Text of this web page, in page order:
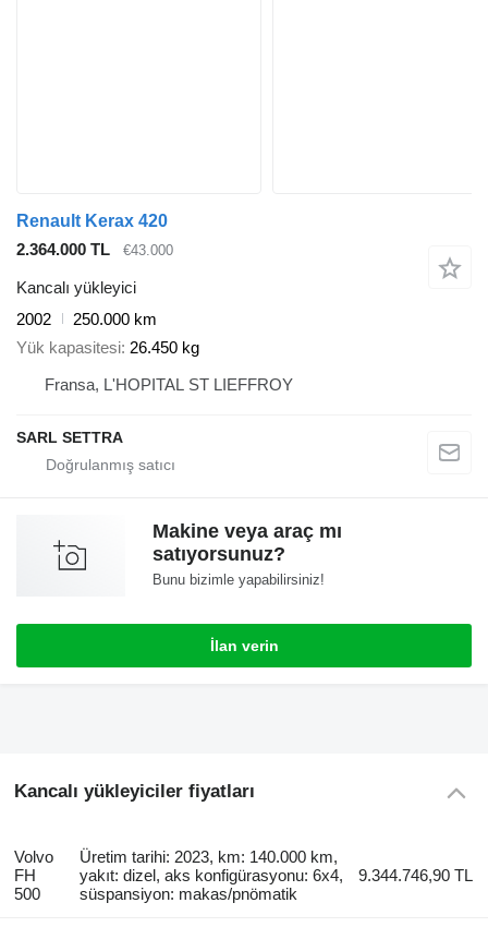
Renault Kerax 420
2.364.000 TL
€43.000
Kancalı yükleyici
2002
250.000 km
Yük kapasitesi 26.450 kg
Fransa, L'HOPITAL ST LIEFFROY
SARL SETTRA
Makine veya araç mı
satıyorsunuz?
Bunu bizimle yapabilirsiniz!
İlan verin
Kancalı yükleyiciler fiyatları
Volvo
FH
500
Üretim tarihi: 2023, km: 140.000 km,
yakıt: dizel, aks konfigürasyonu: 6x4,
süspansiyon: makas/pnömatik
9.344.746,90 TL